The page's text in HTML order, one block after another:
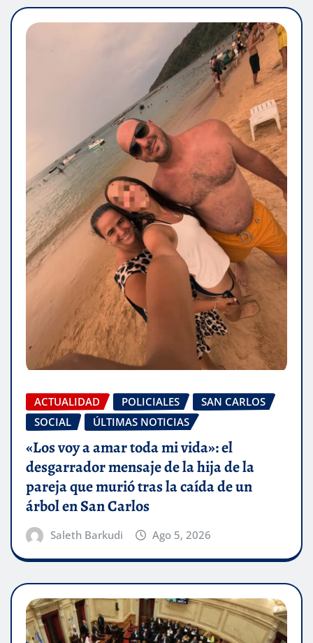
ACTUALIDAD POLICIALES
SAN CARLOS
SOCIAL
ÚLTIMAS NOTICIAS
«Los voy a amar toda mi vida»: el
desgarrador mensaje de la hija de la
pareja que murió tras la caída de un
árbol en San Carlos
Saleth Barkudi Ago 5, 2026